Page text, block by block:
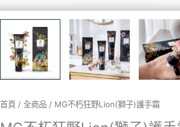
首頁 / 全商品 / MG不朽狂野Lion(獅子)護手霜